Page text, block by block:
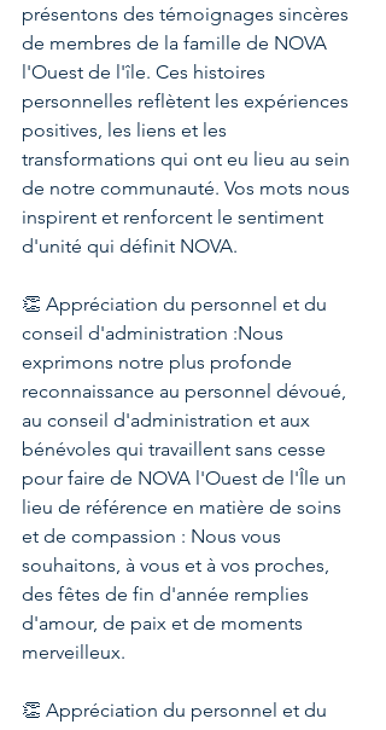
présentons des témoignages sincères
de membres de la famille de NOVA
l'Ouest de l'île. Ces histoires
personnelles reflètent les expériences
positives, les liens et les
transformations qui ont eu lieu au sein
de notre communauté. Vos mots nous
inspirent et renforcent le sentiment
d'unité qui définit NOVA.
👏 Appréciation du personnel et du
conseil d'administration :Nous
exprimons notre plus profonde
reconnaissance au personnel dévoué,
au conseil d'administration et aux
bénévoles qui travaillent sans cesse
pour faire de NOVA l'Ouest de l'Île un
lieu de référence en matière de soins
et de compassion : Nous vous
souhaitons, à vous et à vos proches,
des fêtes de fin d'année remplies
d'amour, de paix et de moments
merveilleux.
👏 Appréciation du personnel et du